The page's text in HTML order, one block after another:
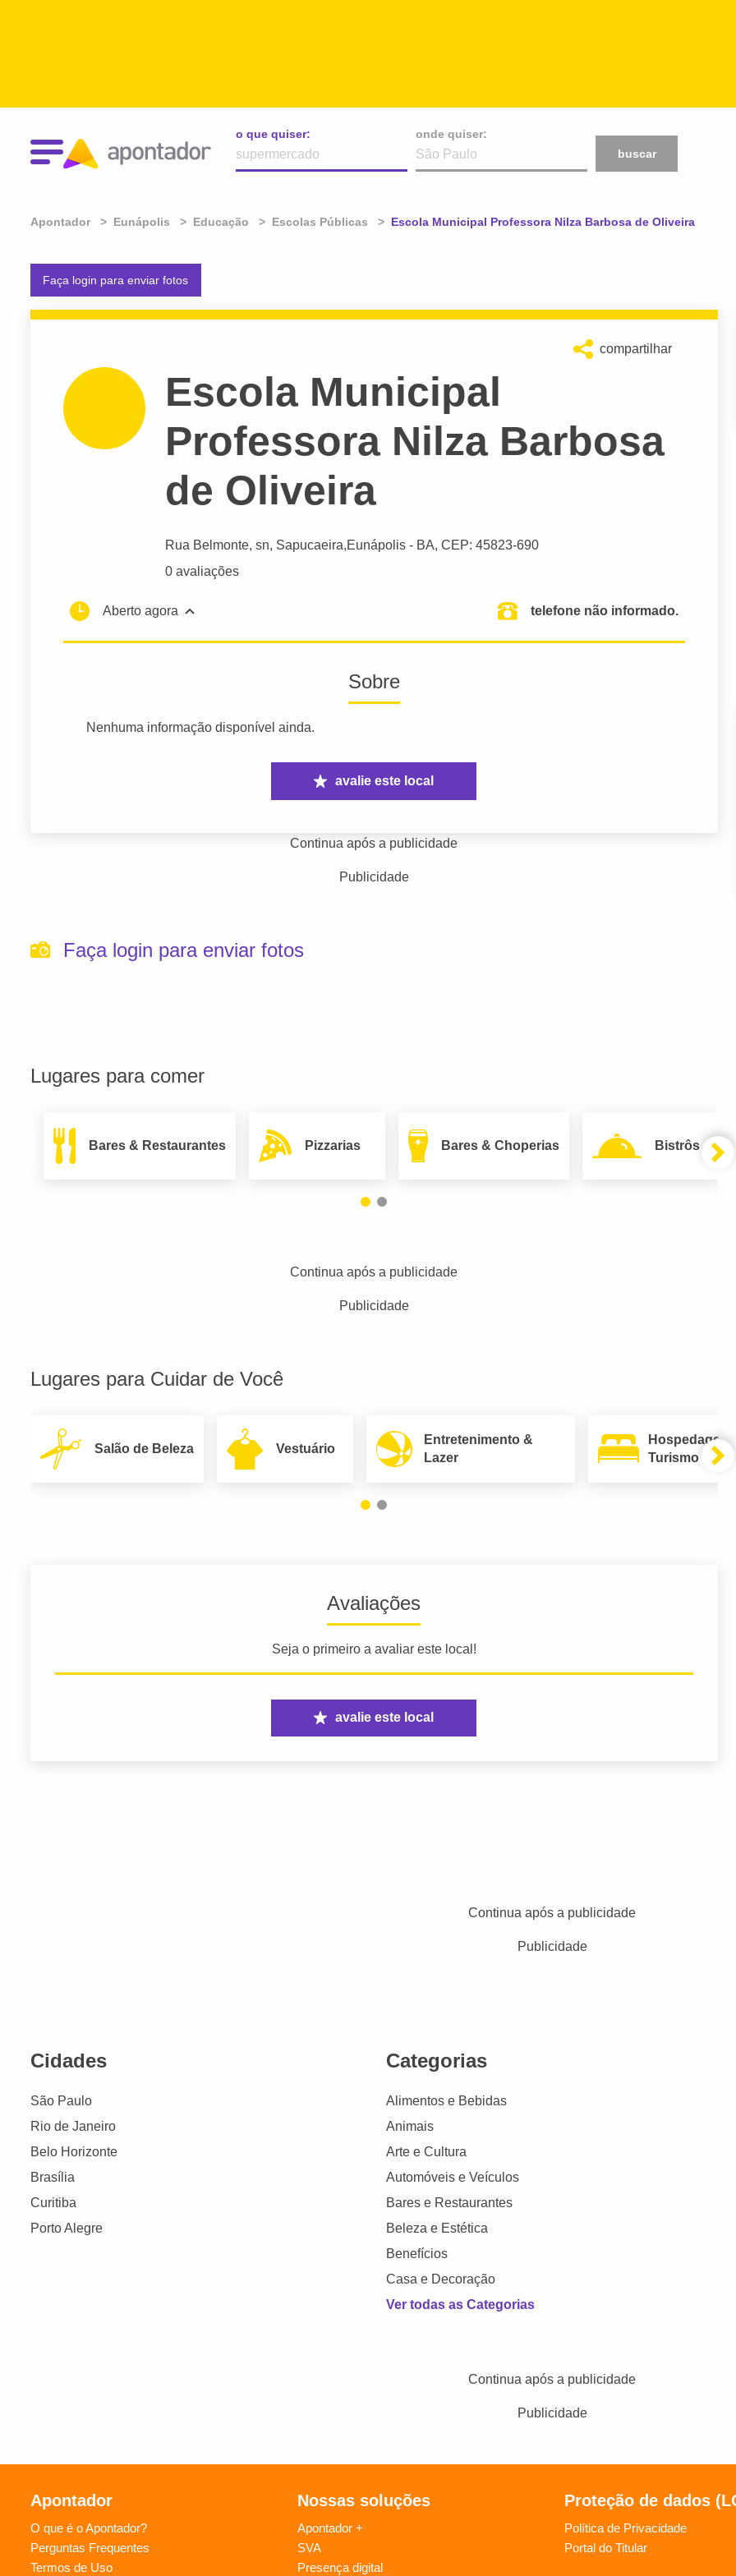
o que quiser:
onde quiser:
buscar
Apontador Eunápolis Educação Escolas Públicas Atual:
Escola Municipal Professora Nilza Barbosa de Oliveira
Faça login para enviar fotos
compartilhar
Escola Municipal
Professora Nilza Barbosa
de Oliveira
Rua Belmonte, sn, Sapucaeira,Eunápolis - BA, CEP: 45823-690
0 avaliações
Aberto agora telefone não informado.
Sobre
Nenhuma informação disponível ainda.
avalie este local
Continua após a publicidade
Publicidade
Faça login para enviar fotos
Lugares para comer
Bares & Restaurantes Pizzarias Bares & Choperias Bistrôs
Continua após a publicidade
Publicidade
Lugares para Cuidar de Você
Salão de Beleza Vestuário
Entretenimento &
Lazer
Hospedagem
Turismo
Avaliações
Seja o primeiro a avaliar este local!
avalie este local
Continua após a publicidade
Publicidade
Cidades
São Paulo
Rio de Janeiro
Belo Horizonte
Brasília
Curitiba
Porto Alegre
Categorias
Alimentos e Bebidas
Animais
Arte e Cultura
Automóveis e Veículos
Bares e Restaurantes
Beleza e Estética
Benefícios
Casa e Decoração
Ver todas as Categorias
Continua após a publicidade
Publicidade
Apontador
O que é o Apontador?
Perguntas Frequentes
Termos de Uso
Nossas soluções
Apontador +
SVA
Presença digital
Proteção de dados
Política de Privacidade
Portal do Titular